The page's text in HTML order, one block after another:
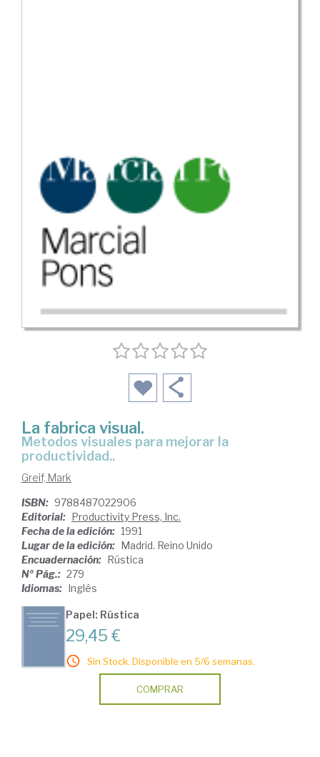
La fabrica visual.
Metodos visuales para mejorar la
productividad..
Greif, Mark
ISBN: 9788487022906
Editorial: Productivity Press, Inc.
Fecha de la edición: 1991
Lugar de la edición: Madrid. Reino Unido
Encuadernación: Rústica
Nº Pág.: 279
Idiomas: Inglés
Papel: Rústica
29,45 €
Sin Stock. Disponible en 5/6 semanas.
COMPRAR